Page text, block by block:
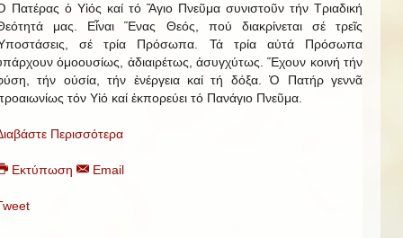
Πατέρας ὁ Υἱός καί τό Ἅγιο Πνεῦμα συνιστοῦν τήν Τριαδική
μας. Εἶναι Ἕνας Θεός, πού διακρίνεται σέ τρεῖς
σέ τρία Πρόσωπα. Τά τρία αὐτά Πρόσωπα
ὁμοουσίως, ἀδιαιρέτως, ἀσυγχύτως. Ἔχουν κοινή τήν
τήν οὐσία, τήν ἐνέργεια καί τή δόξα. Ὁ Πατήρ γεννᾶ
τόν Υἱό καί ἐκπορεύει τό Πανάγιο Πνεῦμα.
Περισσότερα
Εκτύπωση Email